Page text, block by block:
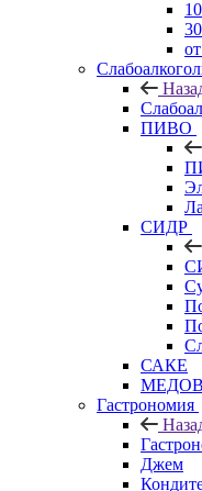
ПИВО
СИДР
САКЕ
Гастрономия
Джем